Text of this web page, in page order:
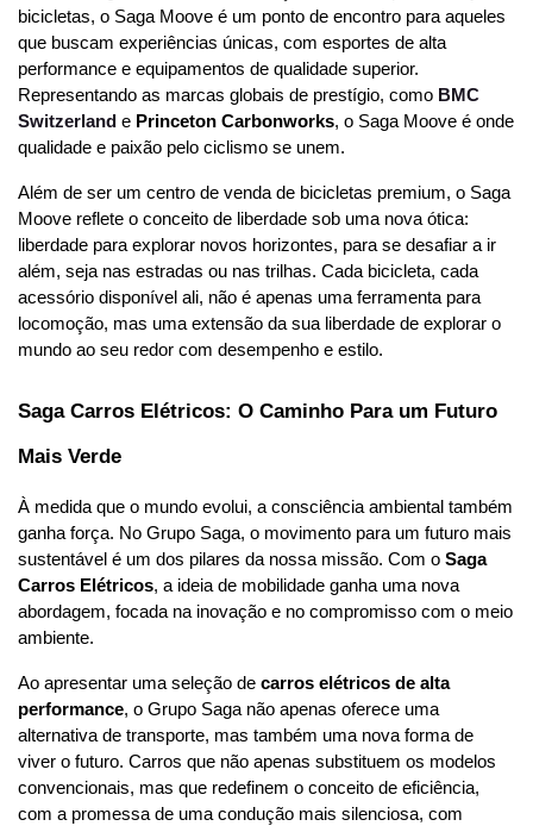
bicicletas, o Saga Moove é um ponto de encontro para aqueles
que buscam experiências únicas, com esportes de alta
performance e equipamentos de qualidade superior.
Representando as marcas globais de prestígio, como BMC
Switzerland e Princeton Carbonworks, o Saga Moove é onde
qualidade e paixão pelo ciclismo se unem.
Além de ser um centro de venda de bicicletas premium, o Saga
Moove reflete o conceito de liberdade sob uma nova ótica:
liberdade para explorar novos horizontes, para se desafiar a ir
além, seja nas estradas ou nas trilhas. Cada bicicleta, cada
acessório disponível ali, não é apenas uma ferramenta para
locomoção, mas uma extensão da sua liberdade de explorar o
mundo ao seu redor com desempenho e estilo.
Saga Carros Elétricos: O Caminho Para um Futuro
Mais Verde
À medida que o mundo evolui, a consciência ambiental também
ganha força. No Grupo Saga, o movimento para um futuro mais
sustentável é um dos pilares da nossa missão. Com o Saga
Carros Elétricos, a ideia de mobilidade ganha uma nova
abordagem, focada na inovação e no compromisso com o meio
ambiente.
Ao apresentar uma seleção de carros elétricos de alta
performance, o Grupo Saga não apenas oferece uma
alternativa de transporte, mas também uma nova forma de
viver o futuro. Carros que não apenas substituem os modelos
convencionais, mas que redefinem o conceito de eficiência,
com a promessa de uma condução mais silenciosa, com